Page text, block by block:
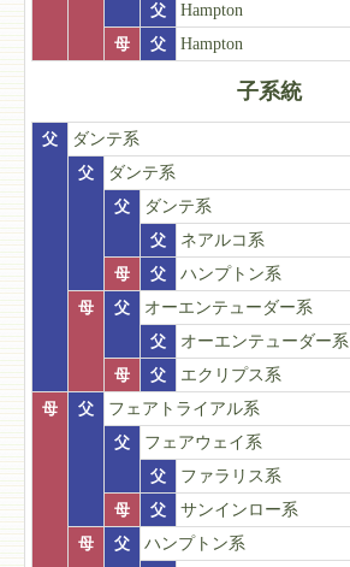
父
Hampton
母
父 Hampton
子系統
父
ダンテ系
父
ダンテ系
父
ダンテ系
父
ネアルコ系
母
父
ハンプトン系
母
父
オーエンテューダー系
父
オーエンテューダー系
母
父
エクリプス系
母
父
フェアトライアル系
父
フェアウェイ系
父
ファラリス系
母
父
サンインロー系
母
父
ハンプトン系